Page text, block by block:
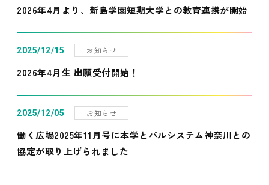
2026年4月より、新島学園短期大学との教育連携が開始
2025/12/15 お知らせ
2026年4月生 出願受付開始！
2025/12/05 お知らせ
働く広場2025年11月号に本学とパルシステム神奈川との
協定が取り上げられました